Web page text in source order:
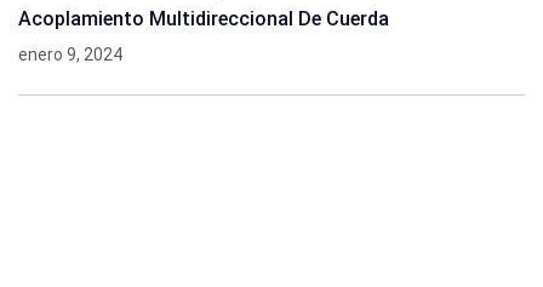
Acoplamiento Multidireccional De Cuerda
enero 9, 2024